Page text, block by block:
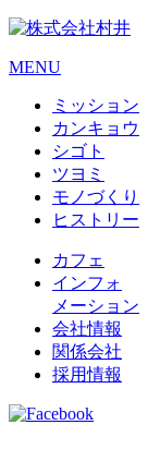
MENU
ミッション
カンキョウ
シゴト
ツヨミ
モノづくり
ヒストリー
カフェ
インフォ
メーション
会社情報
関係会社
採用情報